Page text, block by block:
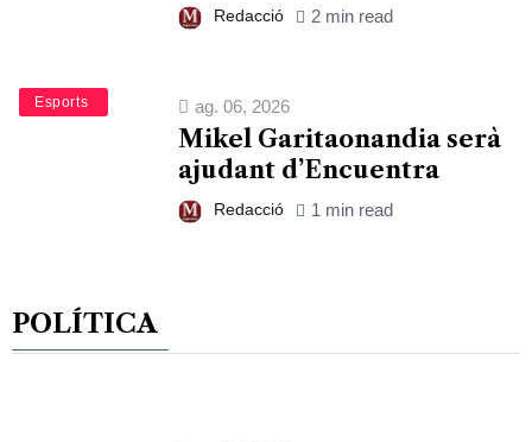
Redacció 2 min read
Bàsquet
Esports ag. 06, 2026
Mikel Garitaonandia serà
ajudant d’Encuentra
Redacció 1 min read
POLÍTICA